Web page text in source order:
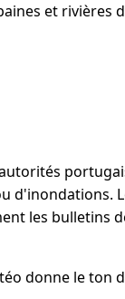
et rivières
d'inondations.
les bulletins
donne le ton